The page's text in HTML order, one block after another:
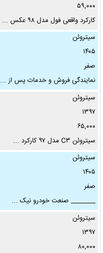
۵۹,۰۰۰
کارکرد واقعی فول مدل ۹۸ عکس ...
سیتروئن
۱۴۰۵
صفر
نمایندگی فروش و خدمات پس از ...
سیتروئن
۱۳۹۷
۶۵,۰۰۰
سیتروئن C۳ مدل ۹۷ کارکرد ...
سیتروئن
۱۴۰۵
صفر
________ صنعت خودرو نیک ...
سیتروئن
۱۳۹۷
۸۰,۰۰۰